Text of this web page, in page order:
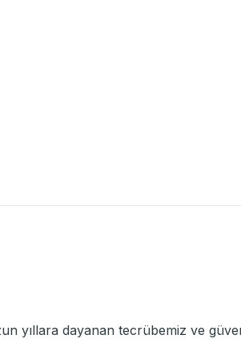
yıllara dayanan tecrübemiz ve